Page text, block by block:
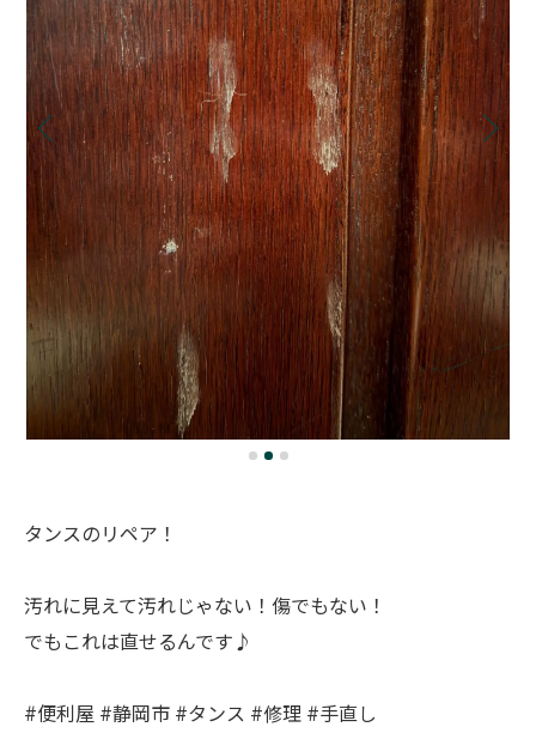
タンスのリペア！
汚れに見えて汚れじゃない！傷でもない！
でもこれは直せるんです♪
#便利屋 #静岡市 #タンス #修理 #手直し